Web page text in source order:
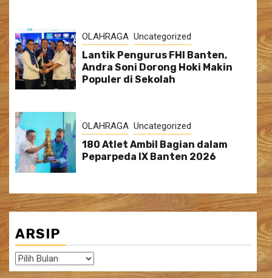
OLAHRAGA Uncategorized
Lantik Pengurus FHI Banten,
Andra Soni Dorong Hoki Makin
Populer di Sekolah
OLAHRAGA Uncategorized
180 Atlet Ambil Bagian dalam
Peparpeda IX Banten 2026
ARSIP
Arsip